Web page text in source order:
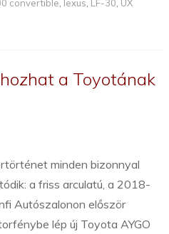
convertible lexus LF-30 UX
a Toyotának
minden bizonnyal
a friss arculatú, a 2018-
Autószalonon először
lép új Toyota AYGO